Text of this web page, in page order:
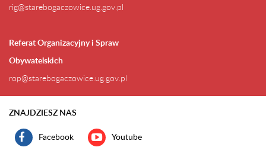
rig@starebogaczowice.ug.gov.pl
Referat Organizacyjny i Spraw
Obywatelskich
rop@starebogaczowice.ug.gov.pl
ZNAJDZIESZ NAS
Facebook Youtube